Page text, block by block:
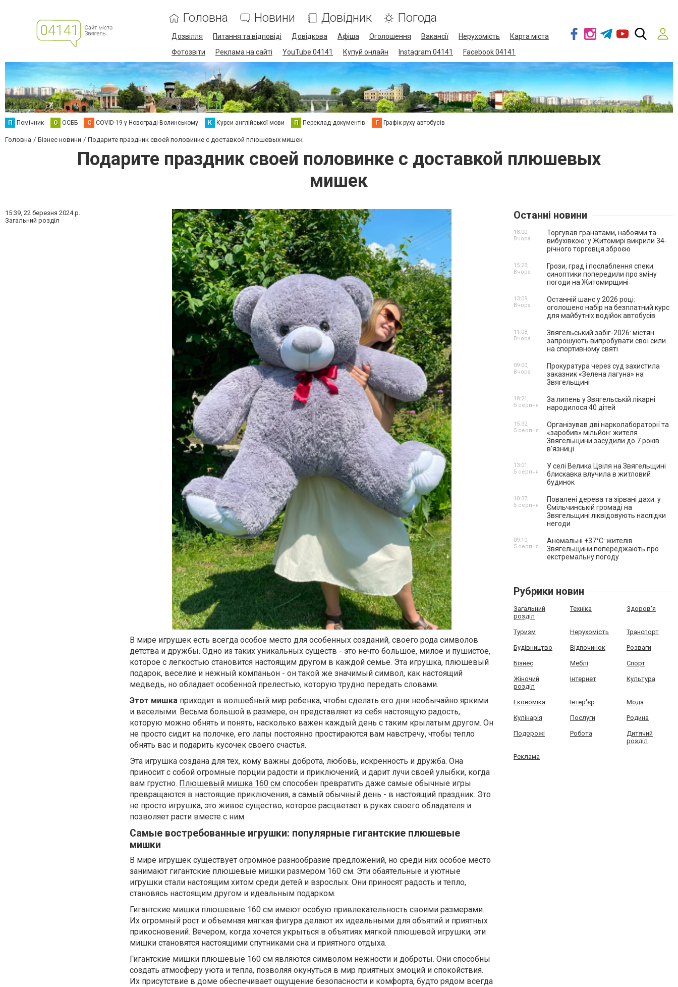
Головна Новини Довідник Погода
Дозвілля Питання та відповіді Довідкова Афіша Оголошення Вакансії Нерухомість
Карта міста
Фотозвіти
Реклама на сайті YouTube 04141 Купуй онлайн Instagram 04141 Facebook 04141
П Помічник О ОСББ C COVID-19 у Новограді-Волинському К Курси англійської мови П Переклад документів Г Графік руху автобусів
Головна Бізнес новини Подарите праздник своей половинке с доставкой плюшевых мишек
Подарите праздник своей половинке с доставкой плюшевых
мишек
15:39, 22 березня 2024 р.
Загальний розділ
В мире игрушек есть всегда особое место для особенных созданий, своего рода символов
детства и дружбы. Одно из таких уникальных существ - это нечто большое, милое и пушистое,
которое с легкостью становится настоящим другом в каждой семье. Эта игрушка, плюшевый
подарок, веселие и нежный компаньон - он такой же значимый символ, как настоящий
медведь, но обладает особенной прелестью, которую трудно передать словами.
Этот мишка приходит в волшебный мир ребенка, чтобы сделать его дни необычайно яркими
и веселыми. Весьма большой в размере, он представляет из себя настоящую радость,
которую можно обнять и понять, насколько важен каждый день с таким крылатым другом. Он
не просто сидит на полочке, его лапы постоянно простираются вам навстречу, чтобы тепло
обнять вас и подарить кусочек своего счастья.
Эта игрушка создана для тех, кому важны доброта, любовь, искренность и дружба. Она
приносит с собой огромные порции радости и приключений, и дарит лучи своей улыбки, когда
вам грустно. Плюшевый мишка 160 см способен превратить даже самые обычные игры
превращаются в настоящие приключения, а самый обычный день - в настоящий праздник. Это
не просто игрушка, это живое существо, которое расцветает в руках своего обладателя и
позволяет расти вместе с ним.
Самые востребованные игрушки: популярные гигантские плюшевые
мишки
В мире игрушек существует огромное разнообразие предложений, но среди них особое место
занимают гигантские плюшевые мишки размером 160 см. Эти обаятельные и уютные
игрушки стали настоящим хитом среди детей и взрослых. Они приносят радость и тепло,
становясь настоящим другом и идеальным подарком.
Гигантские мишки плюшевые 160 см имеют особую привлекательность своими размерами.
Их огромный рост и объемная мягкая фигура делают их идеальными для объятий и приятных
прикосновений. Вечером, когда хочется укрыться в объятиях мягкой плюшевой игрушки, эти
мишки становятся настоящими спутниками сна и приятного отдыха.
Гигантские мишки плюшевые 160 см являются символом нежности и доброты. Они способны
создать атмосферу уюта и тепла, позволяя окунуться в мир приятных эмоций и спокойствия.
Их присутствие в доме обеспечивает ощущение безопасности и комфорта, будто рядом всегда
Останні новини
Торгував гранатами, набоями та
вибухівкою: у Житомирі викрили 34-
річного торговця зброєю
18:00,
Вчора
Грози, град і послаблення спеки:
синоптики попередили про зміну
погоди на Житомирщині
15:23,
Вчора
Останній шанс у 2026 році:
оголошено набір на безплатний курс
для майбутніх водійок автобусів
13:09,
Вчора
Звягельський забіг-2026: містян
запрошують випробувати свої сили
на спортивному святі
11:08,
Вчора
Прокуратура через суд захистила
заказник «Зелена лагуна» на
Звягельщині
09:00,
Вчора
За липень у Звягельській лікарні
народилося 40 дітей
18:21,
5 серпня
Організував дві нарколабораторії та
«заробив» мільйон: жителя
Звягельщини засудили до 7 років
в'язниці
15:32,
5 серпня
У селі Велика Цвіля на Звягельщині
блискавка влучила в житловий
будинок
13:01,
5 серпня
Повалені дерева та зірвані дахи: у
Ємільчинській громаді на
Звягельщині ліквідовують наслідки
негоди
10:37,
5 серпня
Аномальні +37°C: жителів
Звягельщини попереджають про
екстремальну погоду
09:10,
5 серпня
Рубрики новин
Загальний
розділ
Техніка Здоров'я
Туризм Нерухомість Транспорт
Будівництво Відпочинок Розваги
Бізнес Меблі Спорт
Жіночий
розділ
Інтернет Культура
Економіка Інтер'єр Мода
Кулінарія Послуги Родина
Подорожі Робота
Дитячий
розділ
Реклама